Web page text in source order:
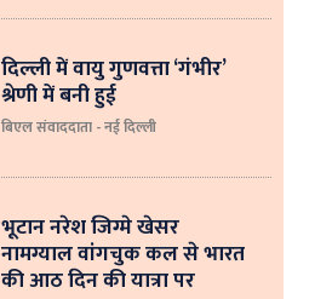
दिल्ली में वायु गुणवत्ता ‘गंभीर’
श्रेणी में बनी हुई
बिएल संवाददाता - नई दिल्ली
भूटान नरेश जिग्मे खेसर
नामग्याल वांगचुक कल से भारत
की आठ दिन की यात्रा पर